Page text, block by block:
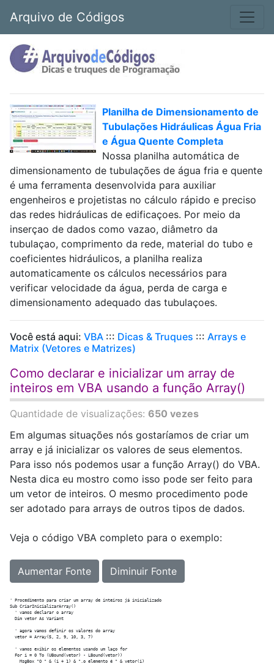
Arquivo de Códigos
Planilha de Dimensionamento de
Tubulações Hidráulicas Água Fria
e Água Quente Completa
Nossa planilha automática de
dimensionamento de tubulações de água fria e quente
é uma ferramenta desenvolvida para auxiliar
engenheiros e projetistas no cálculo rápido e preciso
das redes hidráulicas de edificaçoes. Por meio da
inserçao de dados como vazao, diâmetro da
tubulaçao, comprimento da rede, material do tubo e
coeficientes hidráulicos, a planilha realiza
automaticamente os cálculos necessários para
verificar velocidade da água, perda de carga e
dimensionamento adequado das tubulaçoes.
Você está aqui: VBA ::: Dicas & Truques ::: Arrays e
Matrix (Vetores e Matrizes)
Como declarar e inicializar um array de
inteiros em VBA usando a função Array()
Quantidade de visualizações: 650 vezes
Em algumas situações nós gostaríamos de criar um
array e já inicializar os valores de seus elementos.
Para isso nós podemos usar a função Array() do VBA.
Nesta dica eu mostro como isso pode ser feito para
um vetor de inteiros. O mesmo procedimento pode
ser adotado para arrays de outros tipos de dados.
Veja o código VBA completo para o exemplo:
Aumentar Fonte Diminuir Fonte
' Procedimento para criar um array de inteiros já inicializado
Sub CriarInicializarArray()
  ' vamos declarar o array
  Dim vetor As Variant
  ' agora vamos definir os valores do array
  vetor = Array(5, 2, 9, 10, 3, 7)
  ' vamos exibir os elementos usando um laço for
  For i = 0 To (UBound(vetor) - LBound(vetor))
    MsgBox "O " & (i + 1) & ".o elemento é " & vetor(i)